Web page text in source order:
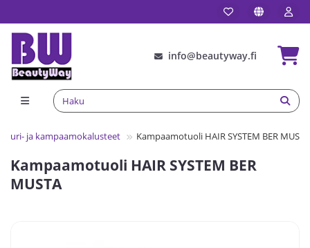
info@beautyway.fi
ja kampaamokalusteet Kampaamotuoli HAIR SYSTEM BER MUSTA
Kampaamotuoli HAIR SYSTEM BER
MUSTA